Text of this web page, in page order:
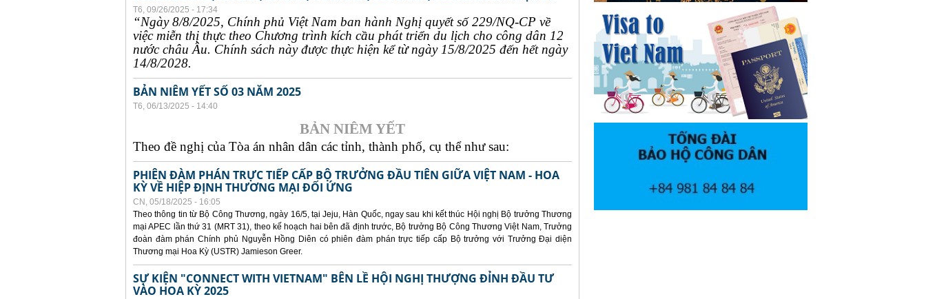
T6, 09/26/2025 - 17:34
“Ngày 8/8/2025, Chính phủ Việt Nam ban hành Nghị quyết số 229/NQ-CP về
việc miễn thị thực theo Chương trình kích cầu phát triển du lịch cho công dân 12
nước châu Âu. Chính sách này được thực hiện kể từ ngày 15/8/2025 đến hết ngày
14/8/2028.
BẢN NIÊM YẾT SỐ 03 NĂM 2025
T6, 06/13/2025 - 14:40
BẢN NIÊM YẾT
Theo đề nghị của Tòa án nhân dân các tỉnh, thành phố, cụ thể như sau:
PHIÊN ĐÀM PHÁN TRỰC TIẾP CẤP BỘ TRƯỞNG ĐẦU TIÊN GIỮA VIỆT NAM - HOA
KỲ VỀ HIỆP ĐỊNH THƯƠNG MẠI ĐỐI ỨNG
CN, 05/18/2025 - 16:05
Theo thông tin từ Bộ Công Thương, ngày 16/5, tại Jeju, Hàn Quốc, ngay sau khi kết thúc Hội nghị Bộ trưởng Thương
mại APEC lần thứ 31 (MRT 31), theo kế hoạch hai bên đã định trước, Bộ trưởng Bộ Công Thương Việt Nam, Trưởng
đoàn đàm phán Chính phủ Nguyễn Hồng Diên có phiên đàm phán trực tiếp cấp Bộ trưởng với Trưởng Đại diện
Thương mại Hoa Kỳ (USTR) Jamieson Greer.
SỰ KIỆN "CONNECT WITH VIETNAM" BÊN LỀ HỘI NGHỊ THƯỢNG ĐỈNH ĐẦU TƯ
VÀO HOA KỲ 2025